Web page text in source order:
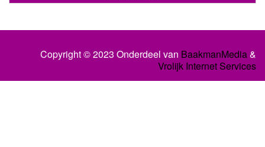
Copyright © 2023 Onderdeel van BaakmanMedia&
Vrolijk Internet Services